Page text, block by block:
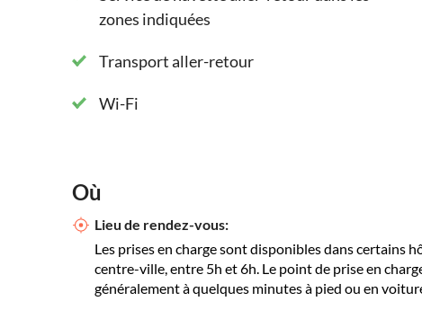
zones indiquées
Transport aller-retour
Wi-Fi
Où
Lieu de rendez-vous:
Les prises en charge sont disponibles dans certains
centre-ville, entre 5h et 6h. Le point de prise en
généralement à quelques minutes à pied ou en